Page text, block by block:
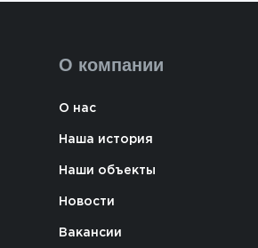
О компании
О нас
Наша история
Наши объекты
Новости
Вакансии